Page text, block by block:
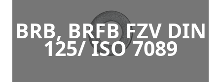
BRB, BRFB FZV DIN
125/ ISO 7089